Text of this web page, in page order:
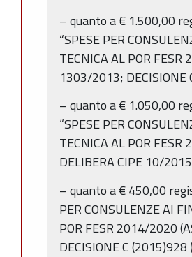
– quanto a € 1.500,00
“SPESE PER
TECNICA AL POR
1303/2013; DECISIONE
– quanto a € 1.050,00
“SPESE PER
TECNICA AL POR
DELIBERA CIPE 10/
– quanto a € 450,00
PER CONSULENZE AI
POR FESR 2014/2020
DECISIONE C (2015)928